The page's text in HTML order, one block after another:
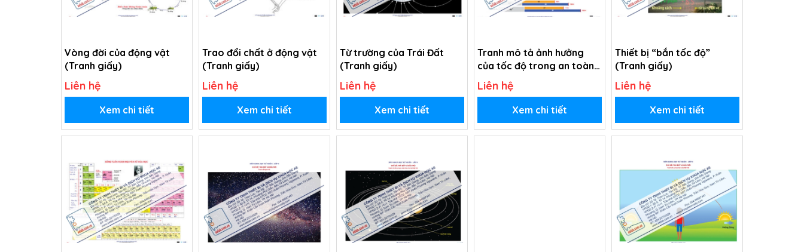
Vòng đời của động vật
(Tranh giấy)
Liên hệ
Xem chi tiết
Trao đổi chất ở động vật
(Tranh giấy)
Liên hệ
Xem chi tiết
Từ trường của Trái Đất
(Tranh giấy)
Liên hệ
Xem chi tiết
Tranh mô tả ảnh hưởng
của tốc độ trong an toàn
giao thông (Tranh giấy)
Liên hệ
Xem chi tiết
Thiết bị “bắn tốc độ”
(Tranh giấy)
Liên hệ
Xem chi tiết